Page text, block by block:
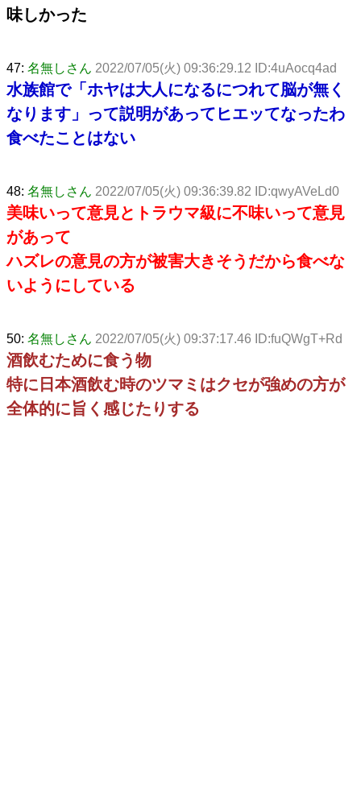
味しかった
47: 名無しさん 2022/07/05(火) 09:36:29.12 ID:4uAocq4ad
水族館で「ホヤは大人になるにつれて脳が無く
なります」って説明があってヒエッてなったわ
食べたことはない
48: 名無しさん 2022/07/05(火) 09:36:39.82 ID:qwyAVeLd0
美味いって意見とトラウマ級に不味いって意見
があって
ハズレの意見の方が被害大きそうだから食べな
いようにしている
50: 名無しさん 2022/07/05(火) 09:37:17.46 ID:fuQWgT+Rd
酒飲むために食う物
特に日本酒飲む時のツマミはクセが強めの方が
全体的に旨く感じたりする